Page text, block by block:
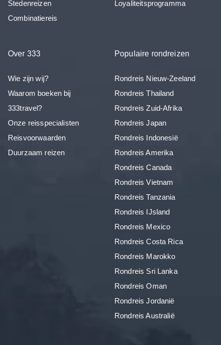
Stedenreizen
Combinatiereis
Loyaliteitsprogramma
Over 333
Wie zijn wij?
Waarom boeken bij
333travel?
Onze reisspecialisten
Reisvoorwaarden
Duurzaam reizen
Populaire rondreizen
Rondreis Nieuw-Zeeland
Rondreis Thailand
Rondreis Zuid-Afrika
Rondreis Japan
Rondreis Indonesië
Rondreis Amerika
Rondreis Canada
Rondreis Vietnam
Rondreis Tanzania
Rondreis IJsland
Rondreis Mexico
Rondreis Costa Rica
Rondreis Marokko
Rondreis Sri Lanka
Rondreis Oman
Rondreis Jordanië
Rondreis Australië